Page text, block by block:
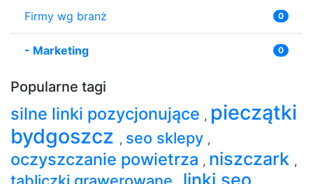
Firmy wg branż 0
- Marketing 0
Popularne tagi
silne linki pozycjonujące , pieczątki
bydgoszcz , seo sklepy ,
oczyszczanie powietrza , niszczark ,
tabliczki grawerowane linki seo